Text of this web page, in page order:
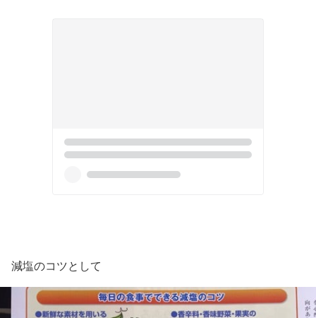
減塩のコツとして